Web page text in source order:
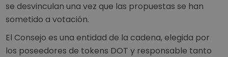
se desvinculan una vez que las propuestas se han
sometido a votación.
El Consejo es una entidad de la cadena, elegida por
los poseedores de tokens DOT y responsable tanto